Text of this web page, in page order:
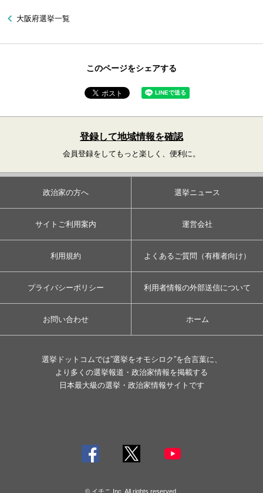
大阪府選挙一覧
このページをシェアする
登録して地域情報を確認
会員登録をしてもっと楽しく、便利に。
政治家の方へ 選挙ニュース
サイトご利用案内 運営会社
利用規約 よくあるご質問（有権者向け）
プライバシーポリシー 利用者情報の外部送信について
お問い合わせ ホーム
選挙ドットコムでは”選挙をオモシロク”を合言葉に、
より多くの選挙報道・政治家情報を掲載する
日本最大級の選挙・政治家情報サイトです
© イチニ Inc. All rights reserved.